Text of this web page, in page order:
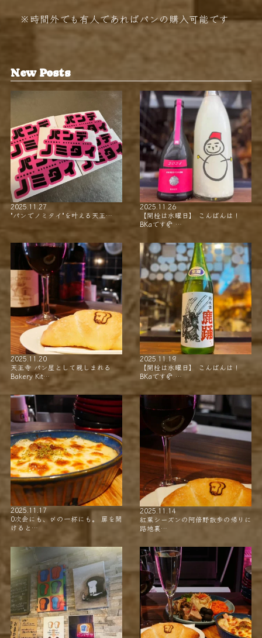
※時間外でも有人であればパンの購入可能です
New Posts
2025.11.27
"パンでノミタイ"を叶える天王…
2025.11.26
【開栓は水曜日】 こんばんは！
BKaです🥐 …
2025.11.20
天王寺 パン屋として親しまれる
Bakery Kit…
2025.11.19
【開栓は水曜日】 こんばんは！
BKaです🥐 …
2025.11.17
0次会にも、〆の一杯にも。 扉を開
けると…
2025.11.14
紅葉シーズンの阿倍野散歩の帰りに
路地裏…